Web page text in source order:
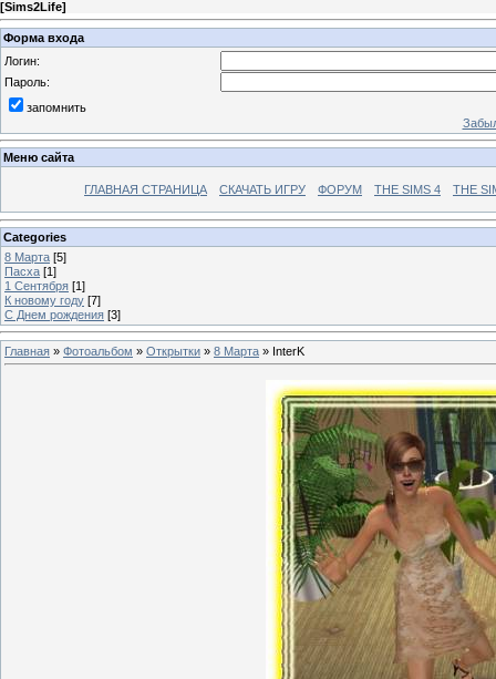
[Sims2Life]
Форма входа
Логин:
Пароль:
запомнить
Меню сайта
ГЛАВНАЯ СТРАНИЦА СКАЧАТЬ ИГРУ ФОРУМ THE SIMS 4 THE
Categories
8 Марта [5]
Пасха [1]
1 Сентября [1]
К новому году [7]
С Днем рождения [3]
Главная » Фотоальбом » Открытки » 8 Марта » InterK